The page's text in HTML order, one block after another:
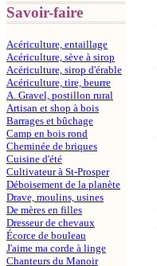
Savoir-faire
Acériculture, entaillage
Acériculture, sève à sirop
Acériculture, sirop d'érable
Acériculture, tire, beurre
A. Gravel, postillon rural
Artisan et shop à bois
Barrages et bûchage
Camp en bois rond
Cheminée de briques
Cuisine d'été
Cultivateur à St-Prosper
Déboisement de la planète
Drave, moulins, usines
De mères en filles
Dresseur de chevaux
Écorce de bouleau
J'aime ma corde à linge
Chanteurs du Manoir